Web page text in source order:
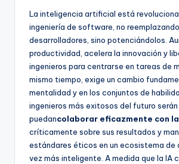
La inteligencia artificial está
ingeniería de software, no
desarrolladores, sino potenciándolos.
productividad, acelera la innovación y
ingenieros para centrarse en tareas de
mismo tiempo, exige un cambio
mentalidad y en los conjuntos de
ingenieros más exitosos del futuro
puedancolaborar eficazmente con
críticamente sobre sus resultados y
estándares éticos en un ecosistema de
vez más inteligente. A medida que la IA